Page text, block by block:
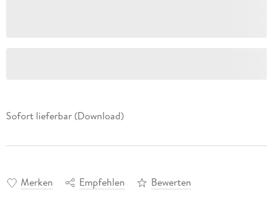
Sofort lieferbar (Download)
Merken Empfehlen Bewerten